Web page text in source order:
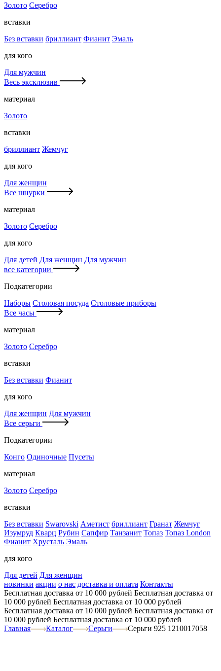
Золото Серебро
вставки
Без вставки бриллиант Фианит Эмаль
для кого
Для мужчин
Весь эксклюзив
материал
Золото
вставки
бриллиант Жемчуг
для кого
Для женщин
Все шнурки
материал
Золото Серебро
для кого
Для детей Для женщин Для мужчин
все категории
Подкатегории
Наборы Столовая посуда Столовые приборы
Все часы
материал
Золото Серебро
вставки
Без вставки Фианит
для кого
Для женщин Для мужчин
Все серьги
Подкатегории
Конго Одиночные Пусеты
материал
Золото Серебро
вставки
Без вставки Swarovski Аметист бриллиант Гранат Жемчуг
Изумруд Кварц Рубин Сапфир Танзанит Топаз Топаз London
Фианит Хрусталь Эмаль
для кого
Для детей Для женщин
новинки акции о нас доставка и оплата Контакты
Бесплатная доставка от 10 000 рублей Бесплатная доставка от
10 000 рублей Бесплатная доставка от 10 000 рублей
Бесплатная доставка от 10 000 рублей Бесплатная доставка от
10 000 рублей Бесплатная доставка от 10 000 рублей
Главная
Каталог Серьги Серьги 925 1210017058